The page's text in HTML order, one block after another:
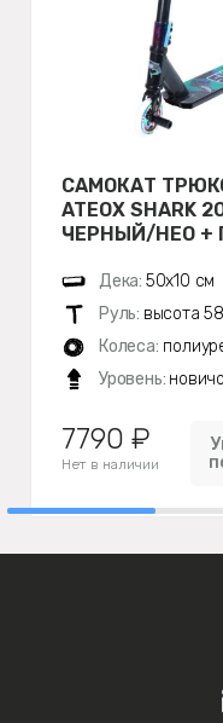
САМОКАТ
ATEOX SHARK
ЧЕРНЫЙ/НЕО +
Дека: 50х10 см
Руль: высота
Колеса:
Уровень:
7790 ₽
Нет в наличии